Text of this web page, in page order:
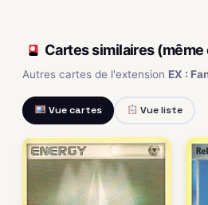
Cartes similaires
Autres cartes de l'extension EX :
Vue cartes Vue liste